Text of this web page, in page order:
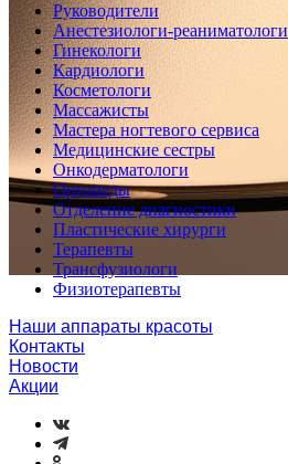
Руководители
Анестезиологи-реаниматологи
Гинекологи
Кардиологи
Косметологи
Массажисты
Мастера ногтевого сервиса
Медицинские сестры
Онкодерматологи
Ортопеды
Отделение диагностики
Пластические хирурги
Терапевты
Трансфузиологи
Физиотерапевты
Наши аппараты красоты
Контакты
Новости
Акции